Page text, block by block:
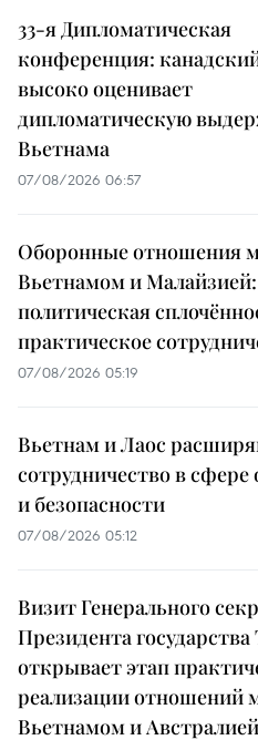
33-я Дипломатическая
конференция:
высоко оценивает
дипломатическую
Вьетнама
07/08/2026 06:57
Оборонные отношения
Вьетнамом и Малайзией:
политическая
практическое
07/08/2026 05:19
Вьетнам и Лаос
сотрудничество в
и безопасности
07/08/2026 05:12
Визит Генерального
Президента
открывает этап
реализации отношений
Вьетнамом и Австралией